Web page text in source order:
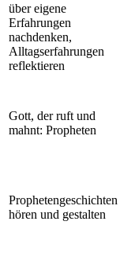
über eigene
Erfahrungen
nachdenken,
Alltagserfahrungen
reflektieren
Gott, der ruft und
mahnt: Propheten
Prophetengeschichten
hören und gestalten